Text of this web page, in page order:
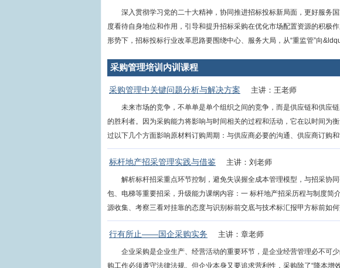
深入贯彻学习党的二十大精神，协同推进招标投标新局面，更好服务
度看待自身地位和作用，引导和提升招标采购在优化市场配置资源的积极
形势下，招标投标行业改革思路要围绕中心、服务大局，从“重监管”向
采购管理培训内训课程
采购管理中关键问题分析与解决方案 主讲：王老师
未来市场的竞争，不单单是单个组织之间的竞争，而是供应链和供应
的胜利者。因为采购能力将影响与时间相关的过程和活动，它在以时间为
过以下几个方面影响原材料订购周期：与供应商必要的沟通、供应商订购
标杆地产招采管理实践与借鉴 主讲：刘老师
解析标杆招采重点环节控制，避免失误握全成本管理模型，与招采协
包、电梯等重要招采，升级能力课纲内容：一 标杆地产招采历程与制度简
源收集、考察三看对挂靠的态度与识别标前交底与技术标汇报甲方标前如
行有所止——国企采购实务 主讲：章老师
企业采购是企业生产、经营活动的重要环节，是企业经营管理必不可
购工作必须遵守法律法规。但企业本身又要追求营利性，采购除了“降本增